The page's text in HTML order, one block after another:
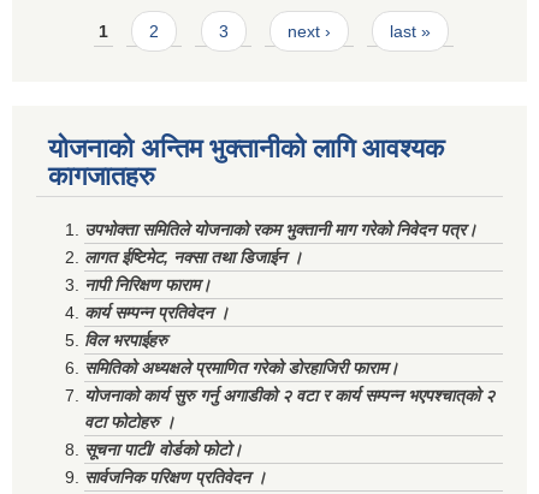
Pages
1 2 3 next › last »
योजनाको अन्तिम भुक्तानीको लागि आवश्यक
कागजातहरु
उपभोक्ता समितिले योजनाको रकम भुक्तानी माग गरेको निवेदन पत्र।
लागत ईष्टिमेट, नक्सा तथा डिजाईन ।
नापी निरिक्षण फाराम।
कार्य सम्पन्न प्रतिवेदन ।
विल भरपाईहरु
समितिको अध्यक्षले प्रमाणित गरेको डोरहाजिरी फाराम।
योजनाको कार्य सुरु गर्नु अगाडीको २ वटा र कार्य सम्पन्न भएपश्चात्‌को २
वटा फोटोहरु ।
सूचना पाटी/ वोर्डको फोटो।
सार्वजनिक परिक्षण प्रतिवेदन ।